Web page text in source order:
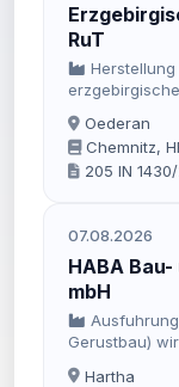
RuT
sonstiger Teile
Oederan
Chemnitz,
205 IN
07.08.2026
HABA
mbH
Gerustbau)
Hartha